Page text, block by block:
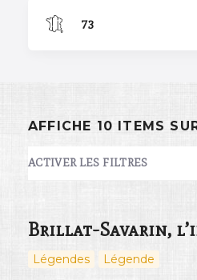
73
AFFICHE 10 ITEMS
ACTIVER LES FILTRES
Brillat-Savarin,
Légendes Légende